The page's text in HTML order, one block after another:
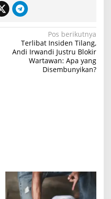
Pos berikutnya
Terlibat Insiden Tilang,
Andi Irwandi Justru Blokir
Wartawan: Apa yang
Disembunyikan?